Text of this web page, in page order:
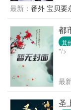
的
息
一
豪
最新： 番外 宝贝要
都
其
"/>
最
圣